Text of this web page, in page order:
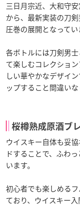
三日月宗近、大和守
から、最新実装の刀
圧巻の展開となってい
各ボトルには刀剣男
て楽しむコレクショ
しい華やかなデザイ
ップすること間違いな
桜樽熟成原酒ブ
ウイスキー自体も妥
ドすることで、ふわ
います。
初心者でも楽しめる
ており、ウイスキー